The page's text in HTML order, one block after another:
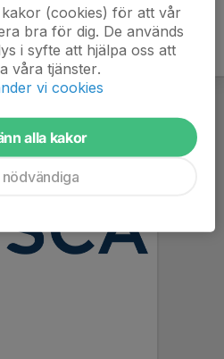
(cookies) för att vår
bra för dig. De används
i syfte att hjälpa oss att
våra tjänster.
vi cookies
alla kakor
nödvändiga